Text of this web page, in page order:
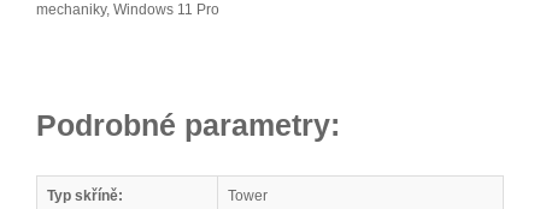
mechaniky, Windows 11 Pro
Podrobné parametry:
Typ skříně: Tower